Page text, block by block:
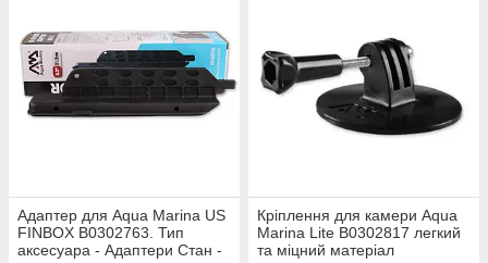
Адаптер для Aqua Marina US
FINBOX B0302763. Тип
аксесуара - Адаптери Стан -
Кріплення для камери Aqua
Marina Lite B0302817 легкий
та міцний матеріал